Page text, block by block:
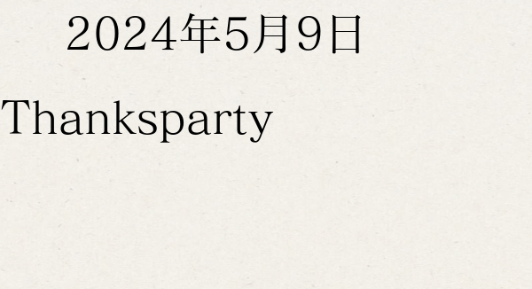
Thanksparty
2024年5月9日